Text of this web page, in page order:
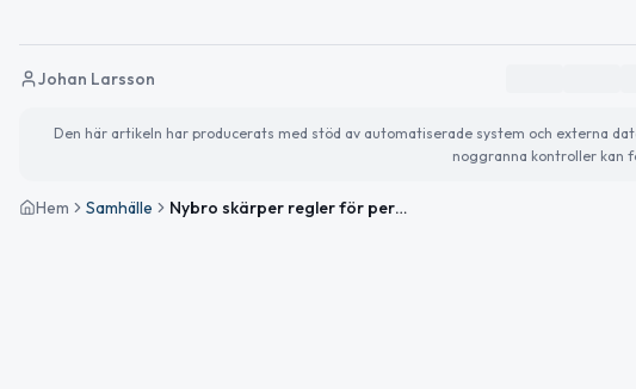
Johan Larsson
Den här artikeln har producerats med stöd av automatiserade system och externa
noggranna kontroller kan
Hem Samhälle Nybro skärper regler för personlig assistansersättning